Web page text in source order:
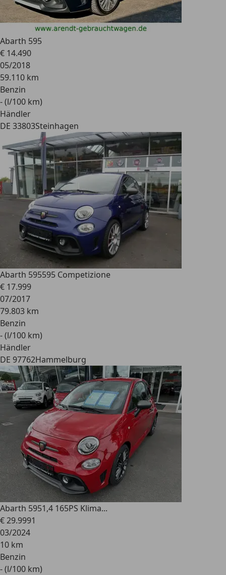
Abarth 595
€ 14.490
05/2018
59.110 km
Benzin
- (l/100 km)
Händler
DE 33803Steinhagen
Abarth 595595 Competizione
€ 17.999
07/2017
79.803 km
Benzin
- (l/100 km)
Händler
DE 97762Hammelburg
Abarth 5951,4 165PS Klima...
€ 29.9991
03/2024
10 km
Benzin
- (l/100 km)